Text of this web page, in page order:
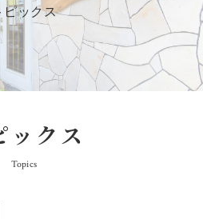
ピックス
ックス
Topics